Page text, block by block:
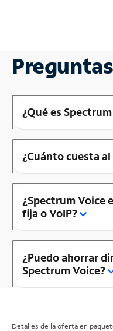
¿Qué es
¿Cuánto cuesta
¿Spectrum Voice
fija o VoIP?
¿Puedo ahorrar
Spectrum Voice?
Detalles de la oferta en